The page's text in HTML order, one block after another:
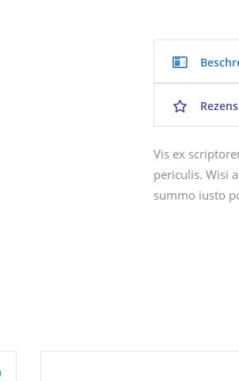
Vis ex
periculis. Wisi
summo iusto